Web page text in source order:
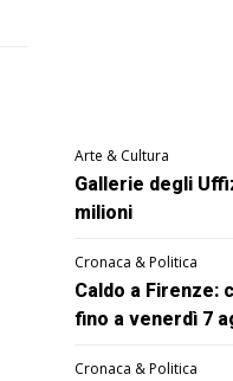
Arte & Cultura
Gallerie degli
milioni
Cronaca & Politica
Caldo a Firenze:
fino a venerdì 7
Cronaca & Politica